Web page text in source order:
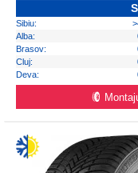
Sibiu:
Alba:
Brasov:
Cluj:
Deva: